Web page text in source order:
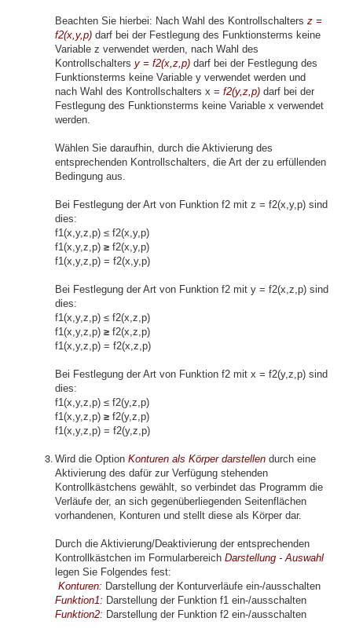
Beachten Sie hierbei: Nach Wahl des Kontrollschalters z =
f2(x,y,p) darf bei der Festlegung des Funktionsterms keine
Variable z verwendet werden, nach Wahl des
Kontrollschalters y = f2(x,z,p) darf bei der Festlegung des
Funktionsterms keine Variable y verwendet werden und
nach Wahl des Kontrollschalters x = f2(y,z,p) darf bei der
Festlegung des Funktionsterms keine Variable x verwendet
werden.
Wählen Sie daraufhin, durch die Aktivierung des
entsprechenden Kontrollschalters, die Art der zu erfüllenden
Bedingung aus.
Bei Festlegung der Art von Funktion f2 mit z = f2(x,y,p) sind
dies:
f1(x,y,z,p) ≤ f2(x,y,p)
f1(x,y,z,p) ≥ f2(x,y,p)
f1(x,y,z,p) = f2(x,y,p)
Bei Festlegung der Art von Funktion f2 mit y = f2(x,z,p) sind
dies:
f1(x,y,z,p) ≤ f2(x,z,p)
f1(x,y,z,p) ≥ f2(x,z,p)
f1(x,y,z,p) = f2(x,z,p)
Bei Festlegung der Art von Funktion f2 mit x = f2(y,z,p) sind
dies:
f1(x,y,z,p) ≤ f2(y,z,p)
f1(x,y,z,p) ≥ f2(y,z,p)
f1(x,y,z,p) = f2(y,z,p)
Wird die Option Konturen als Körper darstellen durch eine
Aktivierung des dafür zur Verfügung stehenden
Kontrollkästchens gewählt, so verbindet das Programm die
Verläufe der, an sich gegenüberliegenden Seitenflächen
vorhandenen, Konturen und stellt diese als Körper dar.
Durch die Aktivierung/Deaktivierung der entsprechenden
Kontrollkästchen im Formularbereich Darstellung - Auswahl
legen Sie Folgendes fest:
Konturen: Darstellung der Konturverläufe ein-/ausschalten
Funktion1: Darstellung der Funktion f1 ein-/ausschalten
Funktion2: Darstellung der Funktion f2 ein-/ausschalten